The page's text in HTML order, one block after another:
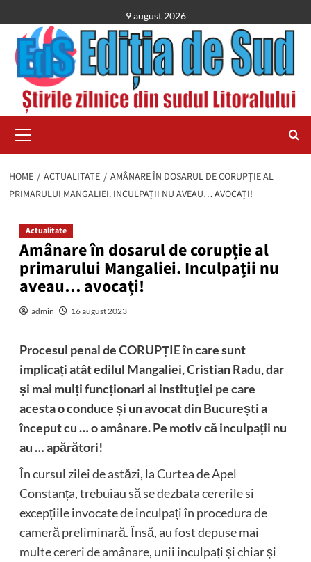
to
content
9 august 2026
Menu
HOME ACTUALITATE
AMÂNARE ÎN DOSARUL DE CORUPȚIE AL
PRIMARULUI MANGALIEI. INCULPAȚII NU AVEAU… AVOCAȚI!
Actualitate
Amânare în dosarul de corupție al
primarului Mangaliei. Inculpații nu
aveau… avocați!
admin 16 august 2023
Procesul penal de CORUPȚIE în care sunt
implicați atât edilul Mangaliei, Cristian Radu, dar
și mai mulți funcționari ai instituției pe care
acesta o conduce și un avocat din București a
început cu … o amânare. Pe motiv că inculpații nu
au … apărători!
În cursul zilei de astăzi, la Curtea de Apel
Constanța, trebuiau să se dezbata cererile si
excepțiile invocate de inculpați în procedura de
cameră preliminară. Însă, au fost depuse mai
multe cereri de amânare, unii inculpați și chiar și